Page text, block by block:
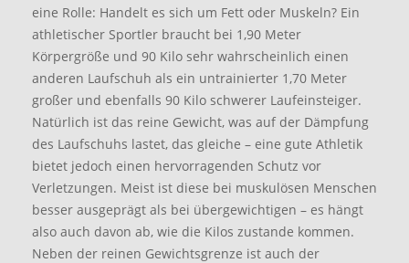
eine Rolle: Handelt es sich um Fett oder Muskeln? Ein
athletischer Sportler braucht bei 1,90 Meter
Körpergröße und 90 Kilo sehr wahrscheinlich einen
anderen Laufschuh als ein untrainierter 1,70 Meter
großer und ebenfalls 90 Kilo schwerer Laufeinsteiger.
Natürlich ist das reine Gewicht, was auf der Dämpfung
des Laufschuhs lastet, das gleiche – eine gute Athletik
bietet jedoch einen hervorragenden Schutz vor
Verletzungen. Meist ist diese bei muskulösen Menschen
besser ausgeprägt als bei übergewichtigen – es hängt
also auch davon ab, wie die Kilos zustande kommen.
Neben der reinen Gewichtsgrenze ist auch der